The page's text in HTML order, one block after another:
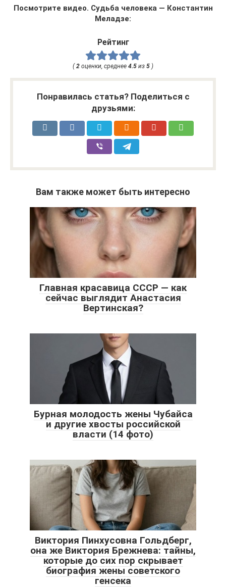
Посмотрите видео. Судьба человека — Константин
Меладзе:
Рейтинг
(2 оценки, среднее 4.5 из 5 )
Понравилась статья? Поделиться с
друзьями:
Вам также может быть интересно
Главная красавица СССР — как
сейчас выглядит Анастасия
Вертинская?
Бурная молодость жены Чубайса
и другие хвосты российской
власти (14 фото)
Виктория Пинхусовна Гольдберг,
она же Виктория Брежнева: тайны,
которые до сих пор скрывает
биография жены советского
генсека